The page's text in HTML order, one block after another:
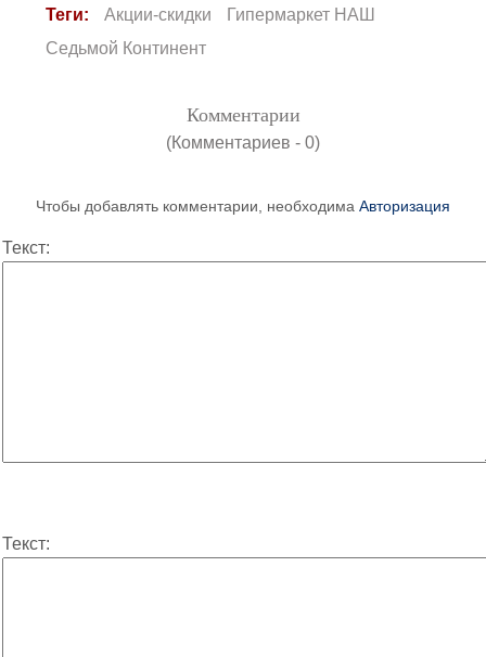
Теги: Акции-скидки
Гипермаркет НАШ
Седьмой Континент
Комментарии
(Комментариев - 0)
Чтобы добавлять комментарии, необходима Авторизация
Текст:
Текст: